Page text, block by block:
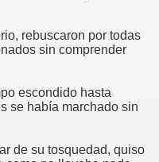
rebuscaron por todas
sin comprender
escondido hasta
se había marchado sin
de su tosquedad, quiso